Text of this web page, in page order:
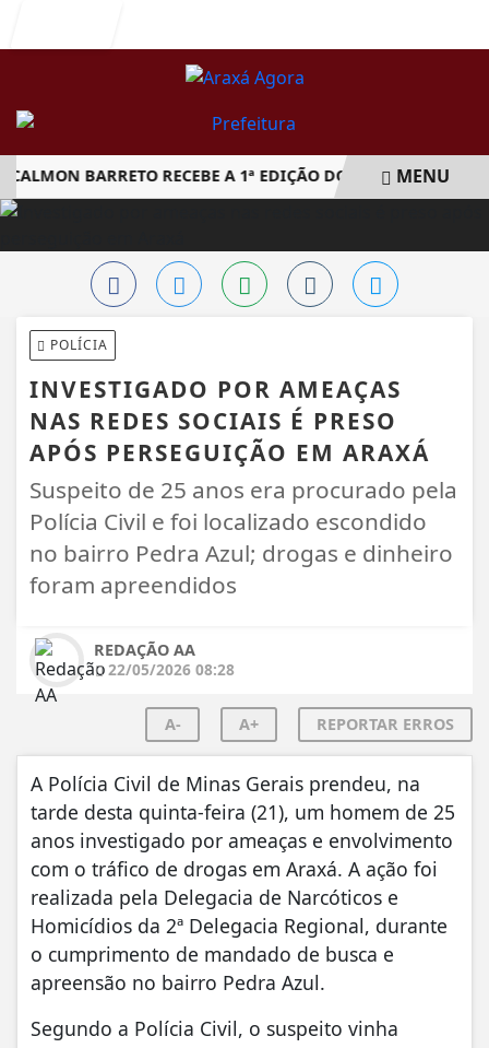
BARRETO RECEBE A 1ª EDIÇÃO DO ARAXÁ CACHAÇA
MENU
POLÍCIA
INVESTIGADO POR AMEAÇAS
NAS REDES SOCIAIS É PRESO
APÓS PERSEGUIÇÃO EM ARAXÁ
Suspeito de 25 anos era procurado pela
Polícia Civil e foi localizado escondido
no bairro Pedra Azul; drogas e dinheiro
foram apreendidos
REDAÇÃO AA
22/05/2026 08:28
A- A+ REPORTAR ERROS
A Polícia Civil de Minas Gerais prendeu, na
tarde desta quinta-feira (21), um homem de 25
anos investigado por ameaças e envolvimento
com o tráfico de drogas em Araxá. A ação foi
realizada pela Delegacia de Narcóticos e
Homicídios da 2ª Delegacia Regional, durante
o cumprimento de mandado de busca e
apreensão no bairro Pedra Azul.
Segundo a Polícia Civil, o suspeito vinha